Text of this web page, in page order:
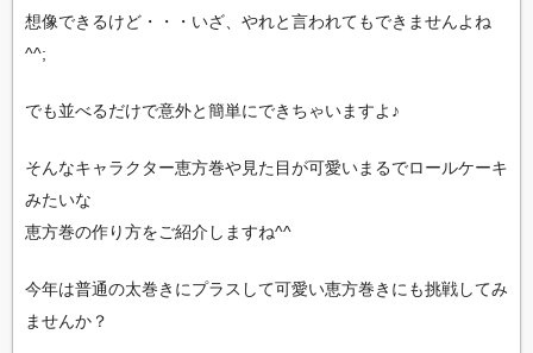
想像できるけど・・・いざ、やれと言われてもできませんよね
^^;
でも並べるだけで意外と簡単にできちゃいますよ♪
そんなキャラクター恵方巻や見た目が可愛いまるでロールケーキ
みたいな
恵方巻の作り方をご紹介しますね^^
今年は普通の太巻きにプラスして可愛い恵方巻きにも挑戦してみ
ませんか？